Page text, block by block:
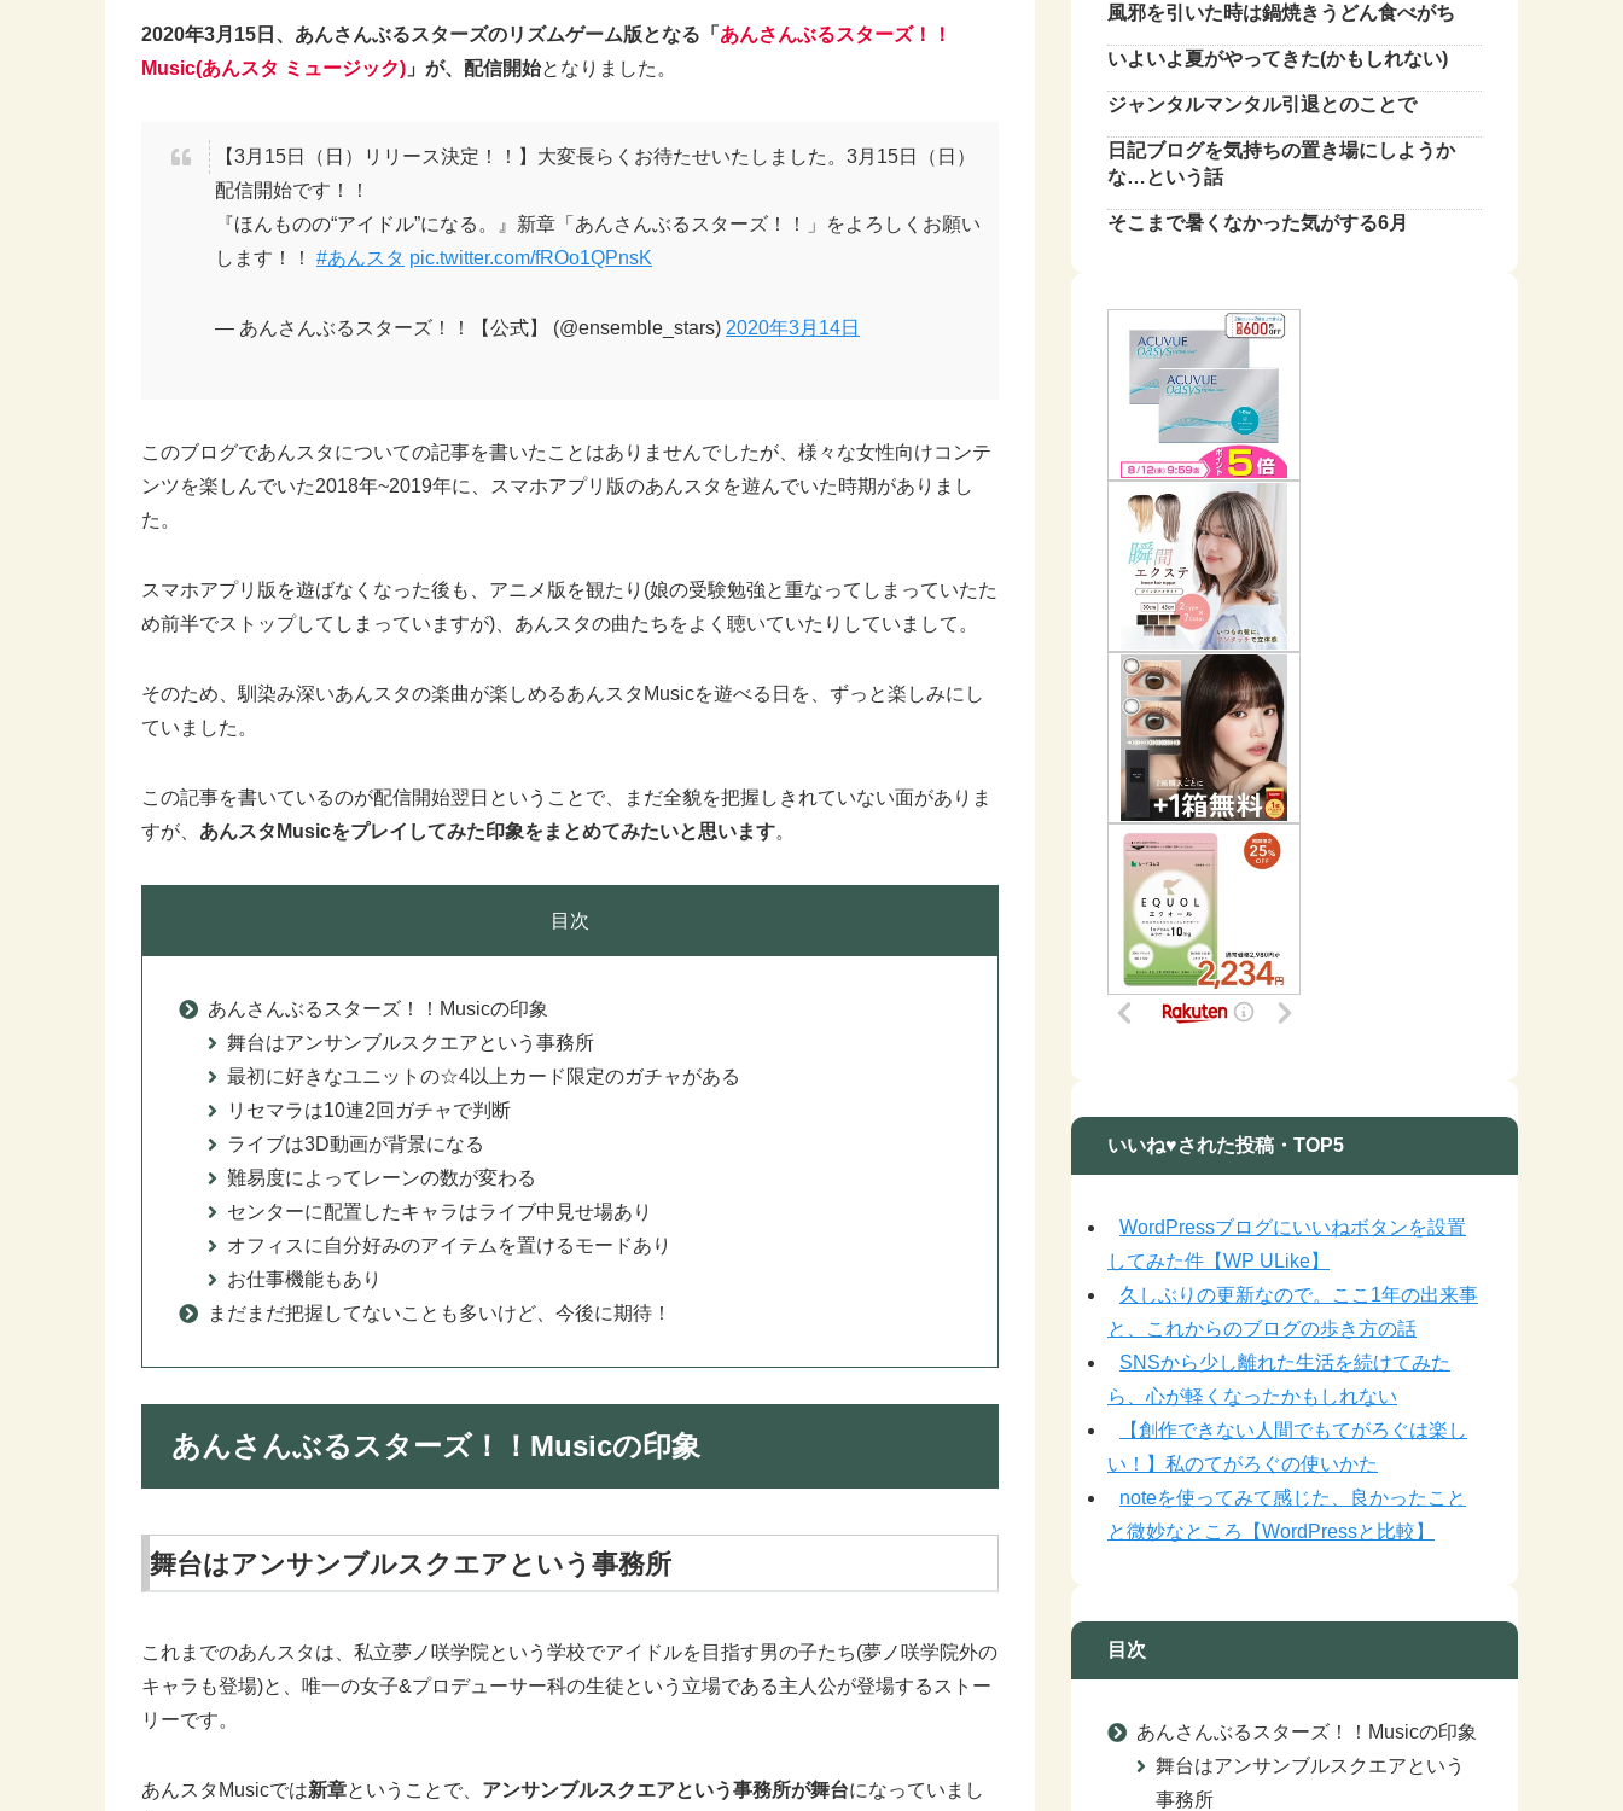
2020年3月15日、あんさんぶるスターズのリズムゲーム版となる「 あんさんぶるスターズ！！
Music(あんスタ ミュージック) 」が、配信開始となりました。
【3月15日（日）リリース決定！！】大変長らくお待たせいたしました。3月15日（日）
配信開始です！！
『ほんものの“アイドル”になる。』新章「あんさんぶるスターズ！！」をよろしくお願い
します！！ #あんスタ pic.twitter.com/fROo1QPnsK
— あんさんぶるスターズ！！【公式】 (@ensemble_stars) 2020年3月14日
このブログであんスタについての記事を書いたことはありませんでしたが、様々な女性向けコンテ
ンツを楽しんでいた2018年~2019年に、スマホアプリ版のあんスタを遊んでいた時期がありまし
た。
スマホアプリ版を遊ばなくなった後も、アニメ版を観たり(娘の受験勉強と重なってしまっていたた
め前半でストップしてしまっていますが)、あんスタの曲たちをよく聴いていたりしていまして。
そのため、馴染み深いあんスタの楽曲が楽しめるあんスタMusicを遊べる日を、ずっと楽しみにし
ていました。
この記事を書いているのが配信開始翌日ということで、まだ全貌を把握しきれていない面がありま
すが、 あんスタMusicをプレイしてみた印象をまとめてみたいと思います。
目次
あんさんぶるスターズ！！Musicの印象
舞台はアンサンブルスクエアという事務所
最初に好きなユニットの☆4以上カード限定のガチャがある
リセマラは10連2回ガチャで判断
ライブは3D動画が背景になる
難易度によってレーンの数が変わる
センターに配置したキャラはライブ中見せ場あり
オフィスに自分好みのアイテムを置けるモードあり
お仕事機能もあり
まだまだ把握してないことも多いけど、今後に期待！
あんさんぶるスターズ！！Musicの印象
舞台はアンサンブルスクエアという事務所
これまでのあんスタは、私立夢ノ咲学院という学校でアイドルを目指す男の子たち(夢ノ咲学院外の
キャラも登場)と、唯一の女子&プロデューサー科の生徒という立場である主人公が登場するストー
リーです。
あんスタMusicでは新章ということで、 アンサンブルスクエアという事務所が舞台になっていまし
風邪を引いた時は鍋焼きうどん食べがち
いよいよ夏がやってきた(かもしれない)
ジャンタルマンタル引退とのことで
日記ブログを気持ちの置き場にしようか
な…という話
そこまで暑くなかった気がする6月
いいね♥された投稿・TOP5
WordPressブログにいいねボタンを設置
してみた件【WP ULike】
久しぶりの更新なので。ここ1年の出来事
と、これからのブログの歩き方の話
SNSから少し離れた生活を続けてみた
ら、心が軽くなったかもしれない
【創作できない人間でもてがろぐは楽し
い！】私のてがろぐの使いかた
noteを使ってみて感じた、良かったこと
と微妙なところ【WordPressと比較】
目次
あんさんぶるスターズ！！Musicの印象
舞台はアンサンブルスクエアという
事務所